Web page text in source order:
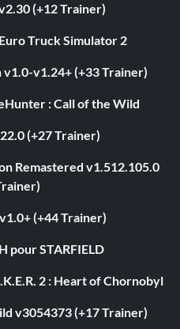
(+12 Trainer)
Truck Simulator 2
v1.0-v1.24+ (+33 Trainer)
: Call of the Wild
(+27 Trainer)
Remastered v1.512.105.0
(+44 Trainer)
pour STARFIELD
2 : Heart of Chornobyl
v3054373 (+17 Trainer)